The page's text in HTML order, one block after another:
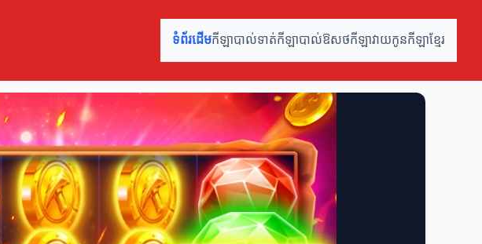
ទំព័រដើមកីឡាបាល់ទាត់កីឡាបាល់ឱសថកីឡាវាយកូនកីឡាខ្មែរ